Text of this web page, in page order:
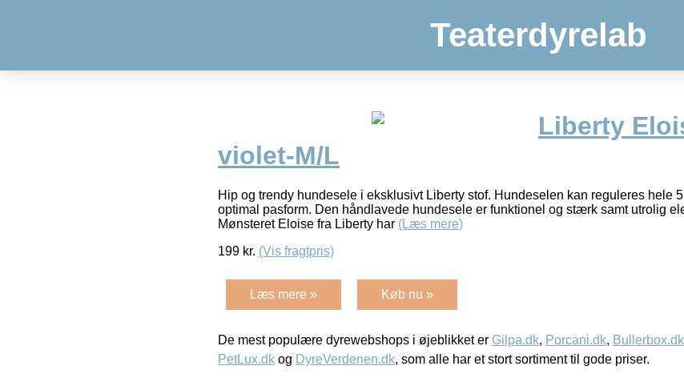
Teaterdyrelab
Liberty
violet-M/L
Hip og trendy hundesele i eksklusivt Liberty stof. Hundeselen kan reguleres hele
optimal pasform. Den håndlavede hundesele er funktionel og stærk samt utrolig
Mønsteret Eloise fra Liberty har (Læs mere)
199 kr. (Vis fragtpris)
Læs mere » Køb nu »
De mest populære dyrewebshops i øjeblikket er Gilpa.dk, Porcani.dk, Bullerbox.dk
PetLux.dk og DyreVerdenen.dk, som alle har et stort sortiment til gode priser.